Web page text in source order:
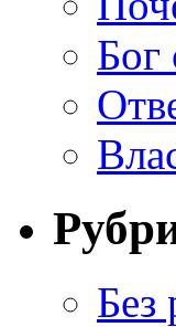
Бог
Без